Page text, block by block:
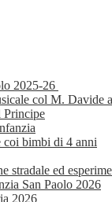
2025-26
col M. Davide
Principe
coi bimbi di 4 anni
stradale ed
San Paolo 2026
2026